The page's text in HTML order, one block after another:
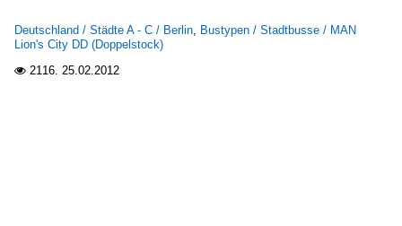
Deutschland / Städte A - C / Berlin, Bustypen / Stadtbusse / MAN
Lion's City DD (Doppelstock)
 2116. 25.02.2012